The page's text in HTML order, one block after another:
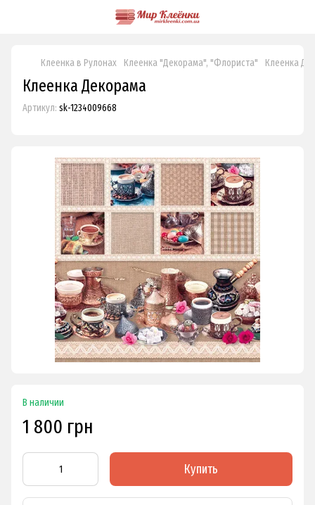
Клеенка в Рулонах Клеенка "Декорама", "Флориста" Клеенка
Клеенка Декорама
Артикул: sk-1234009668
В наличии
1 800 грн
Купить